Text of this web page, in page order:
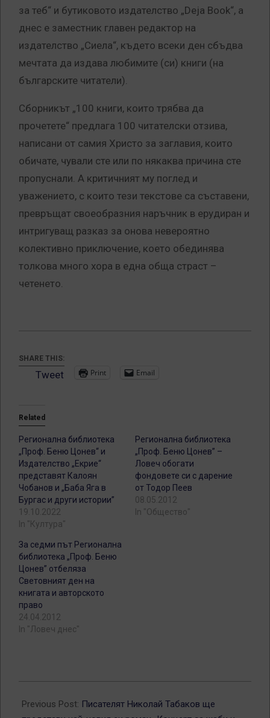
за теб“ и бутиковото издателство „Deja Book“, a
днес е заместник главен редактор на
издателство „Сиела“, където всеки ден сбъдва
мечтата да издава любимите (си) книги (на
българските читатели).
Сборникът „100 книги, които трябва да
прочетете“ предлага 100 читателски отзива,
написани от самия Христо за заглавия, които
обичате, чували сте или по някаква причина сте
пропуснали. А критичният му поглед и
уважението, с които тези текстове са съставени,
превръщат своеобразния наръчник в ерудиран и
интригуващ разказ за онова невероятно
колективно приключение, което обединява
толкова много хора в една обща страст –
четенето.
SHARE THIS:
Tweet Print Email
Related
Регионална библиотека
„Проф. Беню Цонев“ и
Издателство „Екрие“
представят Калоян
Чобанов и „Баба Яга в
Бургас и други истории”
19.10.2022
In "Култура"
Регионална библиотека
„Проф. Беню Цонев” –
Ловеч обогати
фондовете си с дарение
от Тодор Пеев
08.05.2012
In "Общество"
За седми път Регионална
библиотека „Проф. Беню
Цонев” отбеляза
Световният ден на
книгата и авторското
право
24.04.2012
In "Ловеч днес"
04-
Previous Post: Писателят Николай Табаков ще